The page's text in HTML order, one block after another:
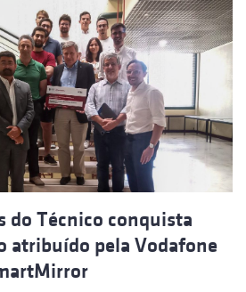
do Técnico conquista
atribuído pela Vodafone